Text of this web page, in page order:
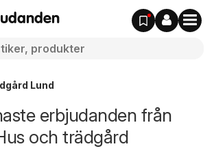
Lund
erbjudanden från
och trädgård